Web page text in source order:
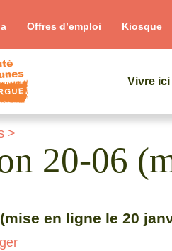
Offres d’emploi Kiosque
Vivre ici
>
20-06
en ligne le 20